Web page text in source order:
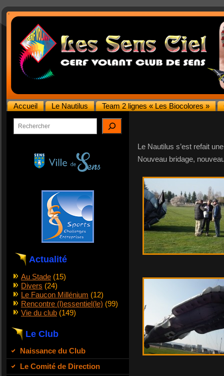
Accueil Le Nautilus Team 2 lignes « Les Biocolores »
Rechercher
Actualité
Au Stade (15)
Divers (24)
Le Faucon Millénium (12)
Rencontre (l)essentiel(le) (99)
Vie du club (149)
Le Club
Naissance du Club
Le Comité de Direction
Le Nautilus s’est refait
Nouveau bridage,